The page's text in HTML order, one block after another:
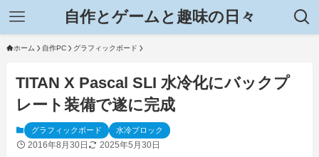
自作とゲームと趣味の日々
ホーム 自作PC グラフィックボード
TITAN X Pascal SLI 水冷化にバックプ
レート装備で遂に完成
グラフィックボード 水冷ブロック
2016年8月30日 2025年5月30日